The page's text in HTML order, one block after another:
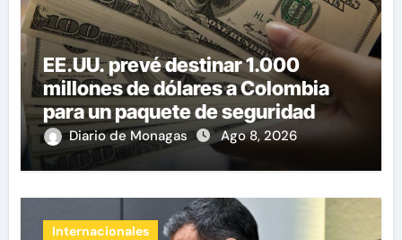
EE.UU. prevé destinar 1.000
millones de dólares a Colombia
para un paquete de seguridad
Diario de Monagas Ago 8, 2026
Internacionales